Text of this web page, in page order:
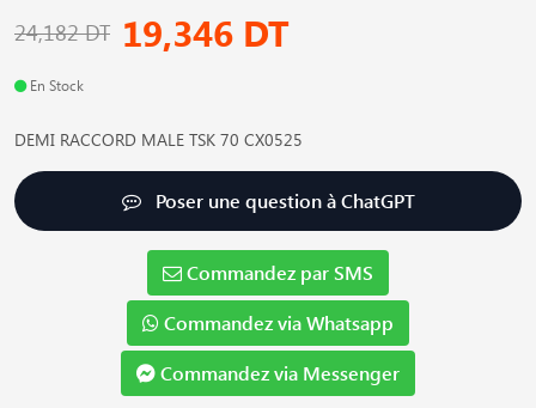
24,182 DT 19,346 DT
En Stock
DEMI RACCORD MALE TSK 70 CX0525
Poser une question à ChatGPT
Commandez par SMS
Commandez via Whatsapp
Commandez via Messenger